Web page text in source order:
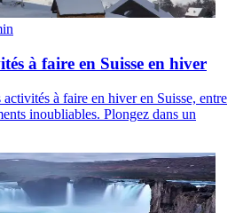
à faire en Suisse en hiver
à faire en hiver en Suisse, entre
inoubliables. Plongez dans un